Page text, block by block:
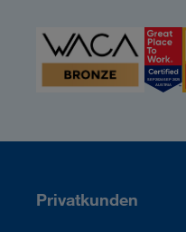
Privatkunden